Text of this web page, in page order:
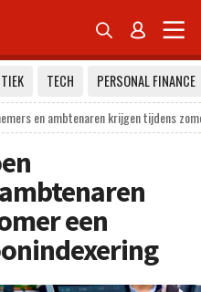
 
TECH
PERSONAL FINANCE
en ambtenaren krijgen tijdens
een